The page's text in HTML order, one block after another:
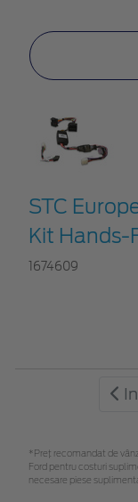
STC
Kit Hands-
1674609
*Preţ recomandat de
Ford pentru costuri
necesare piese